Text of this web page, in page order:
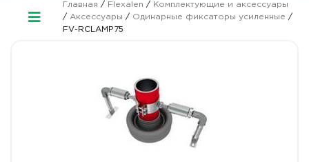
Главная / Flexalen / Комплектующие и аксессуары
/ Аксессуары / Одинарные фиксаторы усиленные /
FV-RCLAMP75